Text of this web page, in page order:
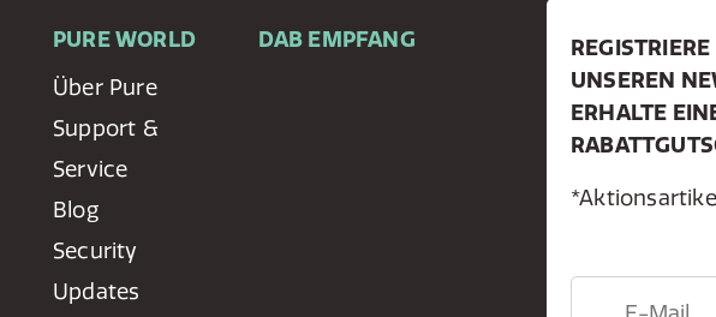
PURE WORLD
Über Pure
Support &
Service
Blog
Security
Updates
DAB EMPFANG
UNSEREN
ERHALTE